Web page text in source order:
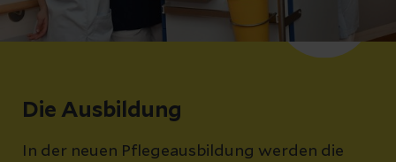
Die Ausbildung
In der neuen Pflegeausbildung werden die